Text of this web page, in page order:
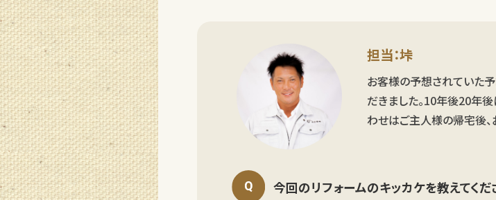
担当：垰
お客様の予想されていた
だきました。10年後20年
わせはご主人様の帰宅後、
今回のリフォームのキッカケを教えてくだ